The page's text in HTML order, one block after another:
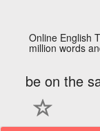
Online English
million words
be on the